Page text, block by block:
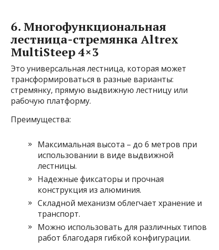
6. Многофункциональная
лестница-стремянка Altrex
MultiSteep 4×3
Это универсальная лестница, которая может
трансформироваться в разные варианты:
стремянку, прямую выдвижную лестницу или
рабочую платформу.
Преимущества:
Максимальная высота – до 6 метров при
использовании в виде выдвижной
лестницы.
Надежные фиксаторы и прочная
конструкция из алюминия.
Складной механизм облегчает хранение и
транспорт.
Можно использовать для различных типов
работ благодаря гибкой конфигурации.